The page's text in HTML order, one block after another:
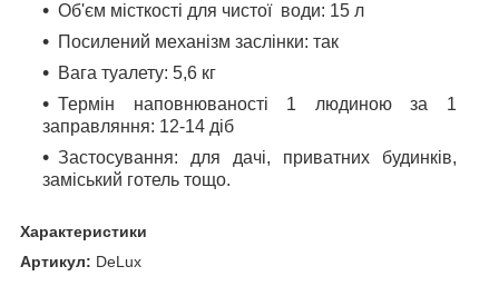
Об'єм місткості для чистої води: 15 л
Посилений механізм заслінки: так
Вага туалету: 5,6 кг
Термін наповнюваності 1 людиною за 1
заправляння: 12-14 діб
Застосування: для дачі, приватних будинків,
заміський готель тощо.
Характеристики
Артикул: DeLux